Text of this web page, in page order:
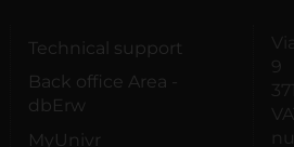
Technical support
Back office Area -
dbErw
MyUnivr
9